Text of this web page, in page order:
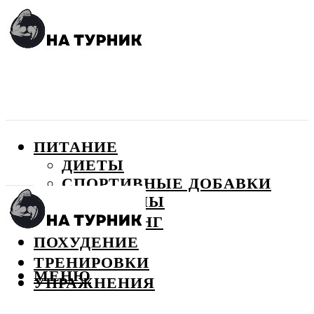
ПИТАНИЕ
ДИЕТЫ
СПОРТИВНЫЕ ДОБАВКИ
ВИТАМИНЫ
БОДИБИЛДИНГ
ПОХУДЕНИЕ
ТРЕНИРОВКИ
УПРАЖНЕНИЯ
МЕНЮ